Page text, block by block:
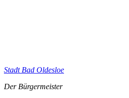
Stadt Bad Oldesloe
Der Bürgermeister